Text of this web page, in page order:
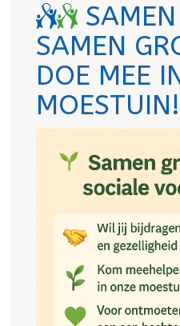
SAMEN
DOE MEE
MOESTUIN!